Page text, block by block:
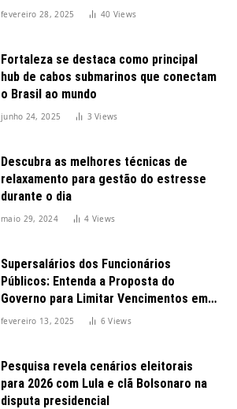
fevereiro 28, 2025 40 Views
Fortaleza se destaca como principal
hub de cabos submarinos que conectam
o Brasil ao mundo
junho 24, 2025 3Views
Descubra as melhores técnicas de
relaxamento para gestão do estresse
durante o dia
maio 29, 2024 4 Views
Supersalários dos Funcionários
Públicos: Entenda a Proposta do
Governo para Limitar Vencimentos em
2025
fevereiro 13, 2025 6Views
Pesquisa revela cenários eleitorais
para 2026 com Lula e clã Bolsonaro na
disputa presidencial